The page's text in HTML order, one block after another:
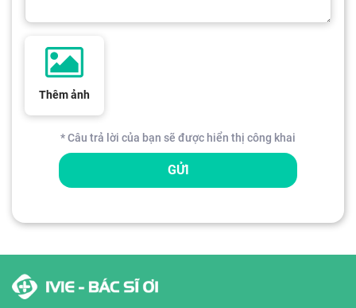
Thêm ảnh
* Câu trả lời của bạn sẽ được hiển thị công khai
GỬI